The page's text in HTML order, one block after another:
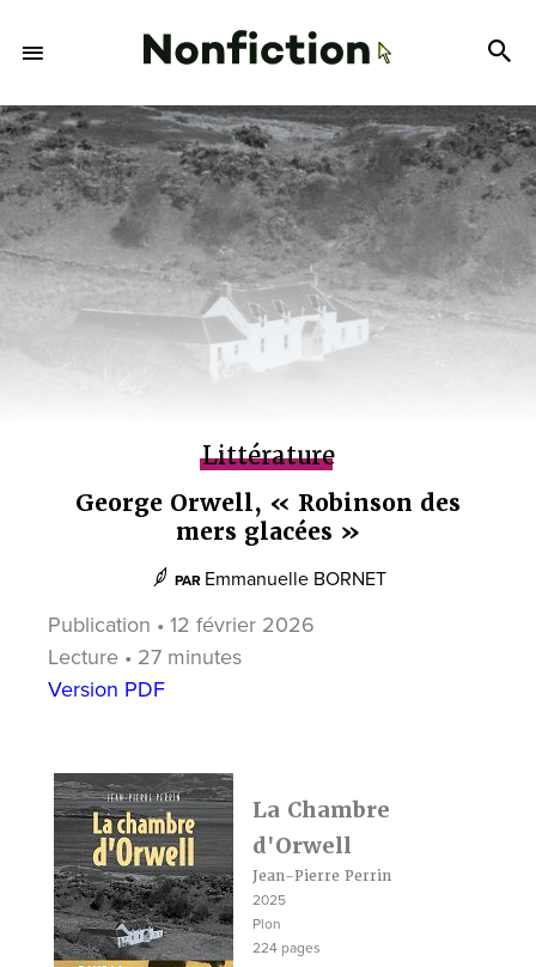
Littérature
George Orwell, « Robinson des
mers glacées »
PAR Emmanuelle BORNET
Publication • 12 février 2026
Lecture • 27 minutes
Version PDF
La Chambre
d'Orwell
Jean-Pierre Perrin
2025
Plon
224 pages